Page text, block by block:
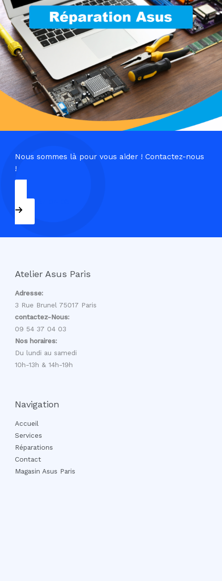
Nous sommes là pour vous aider ! Contactez-nous
!
09 54 37 04 03
Atelier Asus Paris
Adresse:
3 Rue Brunel 75017 Paris
contactez-Nous:
09 54 37 04 03
Nos horaires:
Du lundi au samedi
10h-13h & 14h-19h
Navigation
Accueil
Services
Réparations
Contact
Magasin Asus Paris